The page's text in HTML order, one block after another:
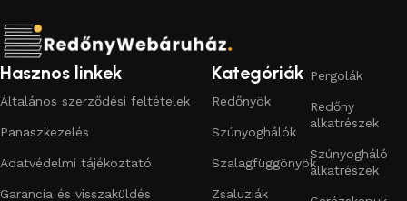
Emellett praktikus
kivitelben) és kiegészítőket is kínálunk, hogy otthonod
kényelmes és biztonságos legyen.
Miért érdemes a Redőny Webáruházat választani?
műanyag redőnytől az alumínium
redőnyön át a motoros megoldásokig.
Hasznos linkek
Általános szerződési feltételek
Panaszkezelés
Adatvédelmi tájékoztató
Garancia és visszaküldés
Kategóriák
Redőnyök
Szúnyoghálók
Szalagfüggönyök
Zsaluziák
Pergolák
Redőny
alkatrészek
Szúnyogháló
alkatrészek